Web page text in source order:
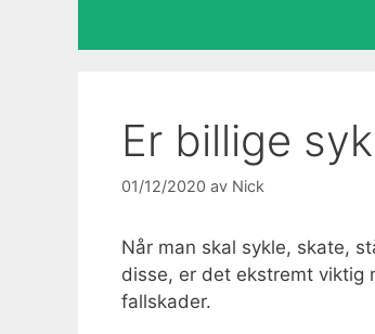
Er billige
01/12/2020 av Nick
Når man skal sykle, skate,
disse, er det ekstremt viktig
fallskader.